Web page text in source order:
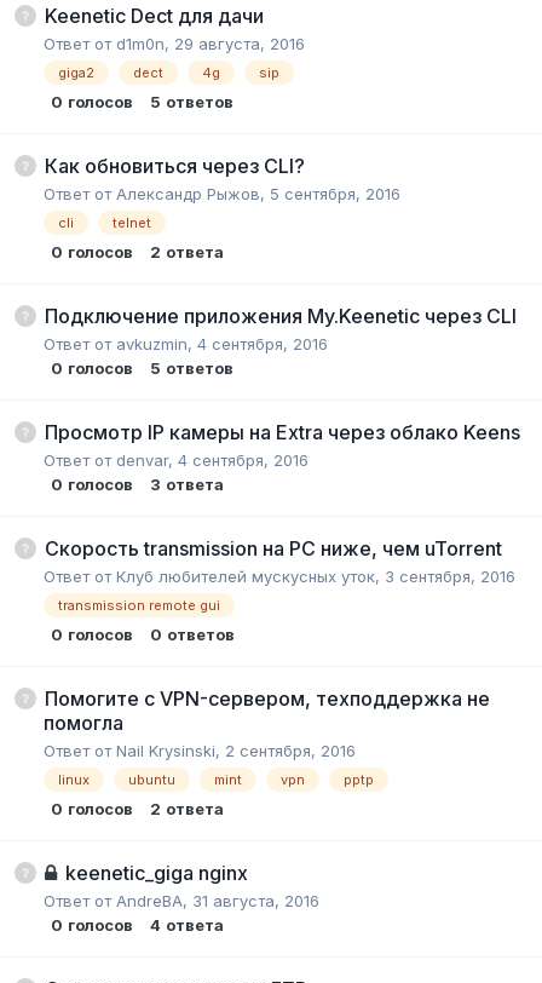
Keenetic Dect для дачи
Ответ от d1m0n, 29 августа, 2016
giga2 dect 4g sip
0 голосов 5 ответов
Как обновиться через CLI?
Ответ отАлександр Рыжов, 5 сентября, 2016
cli telnet
0 голосов 2 ответа
Подключение приложения My.Keenetic через CLI
Ответ от avkuzmin, 4 сентября, 2016
0 голосов 5 ответов
Просмотр IP камеры на Extra через облако Keens
Ответ от denvar, 4 сентября, 2016
0 голосов 3 ответа
Скорость transmission на PC ниже, чем uTorrent
Ответ отКлуб любителей мускусных уток, 3 сентября, 2016
transmission remote gui
0 голосов 0 ответов
Помогите с VPN-сервером, техподдержка не
помогла
Ответ отNail Krysinski, 2 сентября, 2016
linux ubuntu mint vpn pptp
0 голосов 2 ответа
keenetic_giga nginx
Ответ от AndreBA, 31 августа, 2016
0 голосов 4 ответа